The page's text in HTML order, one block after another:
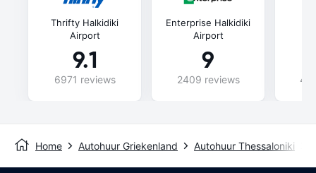
Thrifty Halkidiki
Airport
9.1
6971 reviews
Enterprise Halkidiki
Airport
9
2409 reviews
Home Autohuur Griekenland Autohuur Thessaloniki